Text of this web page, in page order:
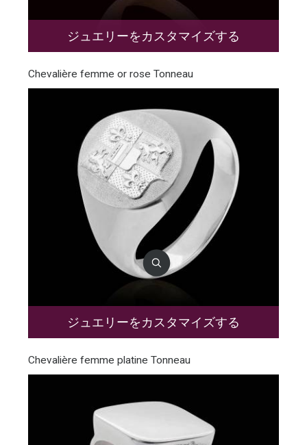
ジュエリーをカスタマイズする
Chevalière femme or rose Tonneau
ジュエリーをカスタマイズする
Chevalière femme platine Tonneau